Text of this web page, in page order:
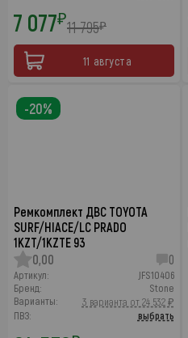
7 077₽11 795₽
11 августа
Ремкомплект ДВС TOYOTA
SURF/HIACE/LC PRADO
1KZT/1KZTE 93
0,00
0
Артикул:
JFS10406
Бренд:
Stone
Варианты:
3 варианта от 24 532 ₽
ПВЗ:
выбрать
-20%